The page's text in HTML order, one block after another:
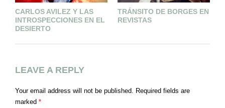
CARLOS AVILEZ Y LAS
INTROSPECCIONES EN EL
DESIERTO
TRÁNSITO DE BORGES EN
REVISTAS
LEAVE A REPLY
Your email address will not be published.
Required fields are
marked *